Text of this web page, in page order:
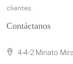
clientes.
Contáctanos
4-4-2 Minato